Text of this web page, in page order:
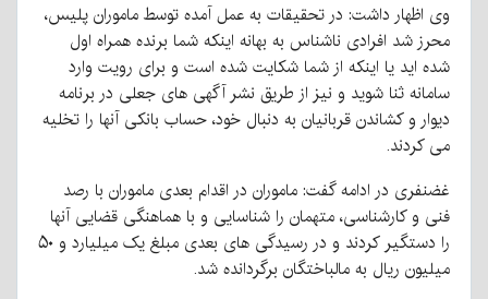
وی اظهار داشت: در تحقیقات به عمل آمده توسط ماموران پلیس،
محرز شد افرادی ناشناس به بهانه اینکه شما برنده همراه اول
شده اید یا اینکه از شما شکایت شده است و برای رویت وارد
سامانه ثنا شوید و نیز از طریق نشر آگهی های جعلی در برنامه
دیوار و کشاندن قربانیان به دنبال خود، حساب بانکی آنها را تخلیه
می کردند.
غضنفری در ادامه گفت: ماموران در اقدام بعدی ماموران با رصد
فنی و کارشناسی، متهمان را شناسایی و با هماهنگی قضایی آنها
را دستگیر کردند و در رسیدگی های بعدی مبلغ یک میلیارد و ۵۰
میلیون ریال به مالباختگان برگردانده شد.